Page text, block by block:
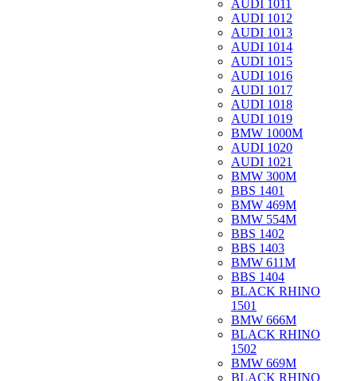
AUDI 1011
AUDI 1012
AUDI 1013
AUDI 1014
AUDI 1015
AUDI 1016
AUDI 1017
AUDI 1018
AUDI 1019
BMW 1000M
AUDI 1020
AUDI 1021
BMW 300M
BBS 1401
BMW 469M
BMW 554M
BBS 1402
BBS 1403
BMW 611M
BBS 1404
BLACK RHINO
1501
BMW 666M
BLACK RHINO
1502
BMW 669M
BLACK RHINO